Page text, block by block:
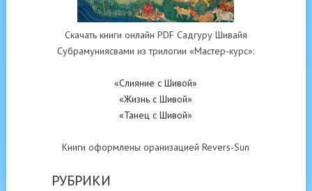
Скачать книги онлайн PDF Садгуру Шивайя
Субрамуниясвами из трилогии «Мастер-курс»:
«Слияние с Шивой»
«Жизнь с Шивой»
«Танец с Шивой»
Книги оформлены оранизацией Revers-Sun
РУБРИКИ